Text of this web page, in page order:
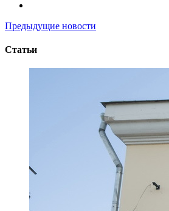
Предыдущие новости
Статьи